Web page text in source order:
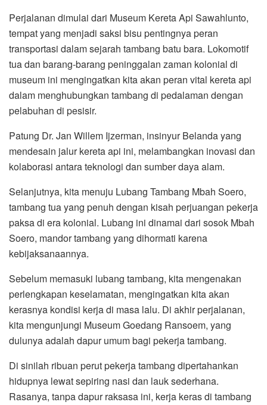
Perjalanan dimulai dari Museum Kereta Api Sawahlunto,
tempat yang menjadi saksi bisu pentingnya peran
transportasi dalam sejarah tambang batu bara. Lokomotif
tua dan barang-barang peninggalan zaman kolonial di
museum ini mengingatkan kita akan peran vital kereta api
dalam menghubungkan tambang di pedalaman dengan
pelabuhan di pesisir.
Patung Dr. Jan Willem Ijzerman, insinyur Belanda yang
mendesain jalur kereta api ini, melambangkan inovasi dan
kolaborasi antara teknologi dan sumber daya alam.
Selanjutnya, kita menuju Lubang Tambang Mbah Soero,
tambang tua yang penuh dengan kisah perjuangan pekerja
paksa di era kolonial. Lubang ini dinamai dari sosok Mbah
Soero, mandor tambang yang dihormati karena
kebijaksanaannya.
Sebelum memasuki lubang tambang, kita mengenakan
perlengkapan keselamatan, mengingatkan kita akan
kerasnya kondisi kerja di masa lalu. Di akhir perjalanan,
kita mengunjungi Museum Goedang Ransoem, yang
dulunya adalah dapur umum bagi pekerja tambang.
Di sinilah ribuan perut pekerja tambang dipertahankan
hidupnya lewat sepiring nasi dan lauk sederhana.
Rasanya, tanpa dapur raksasa ini, kerja keras di tambang